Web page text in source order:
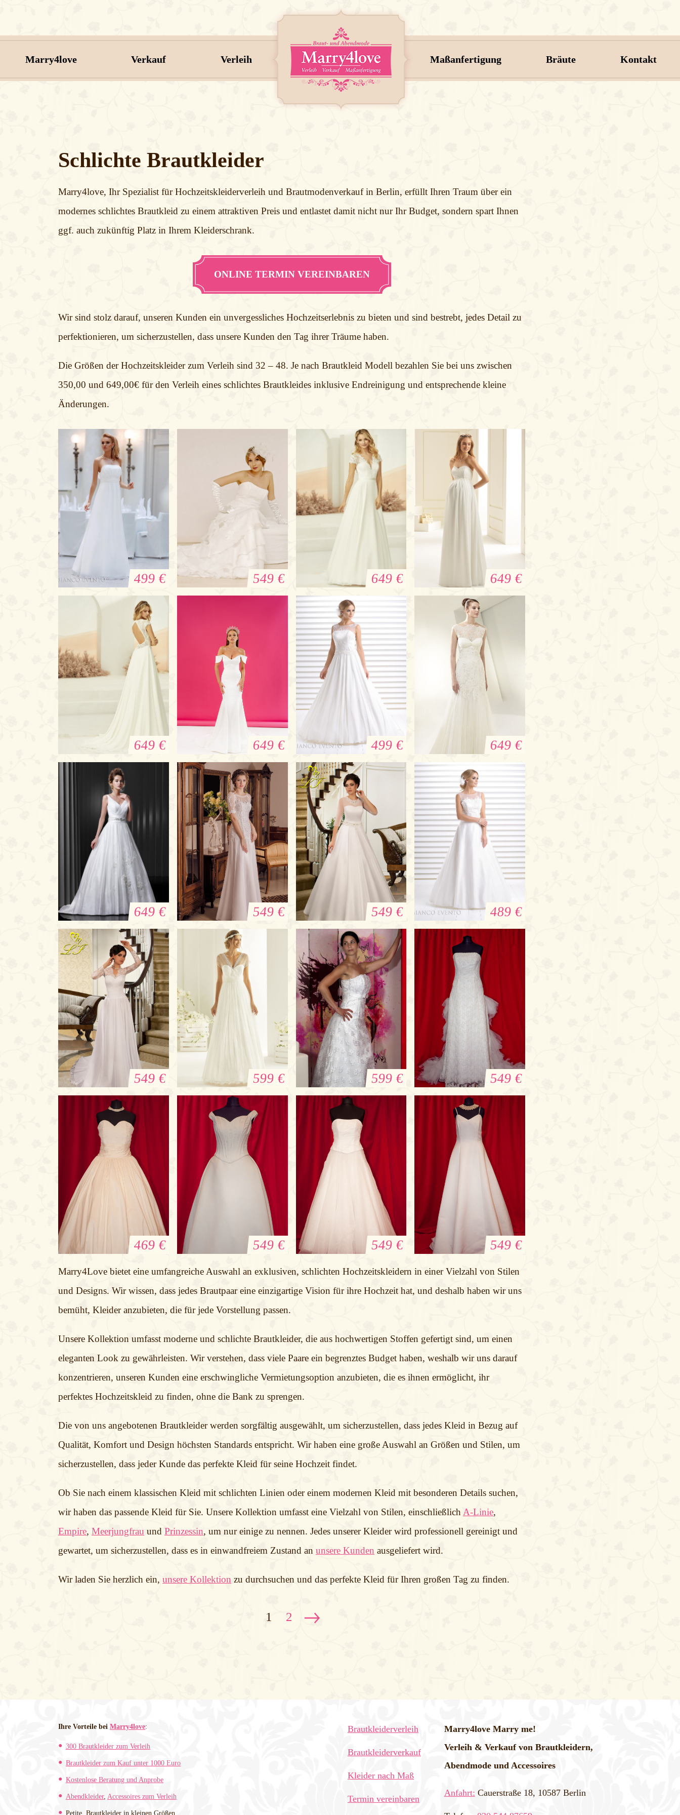
Marry4love Verkauf Verleih Maßanfertigung Bräute Kontakt
Schlichte Brautkleider
Marry4love, Ihr Spezialist für Hochzeitskleiderverleih und Brautmodenverkauf in Berlin, erfüllt Ihren Traum über ein
modernes schlichtes Brautkleid zu einem attraktiven Preis und entlastet damit nicht nur Ihr Budget, sondern spart Ihnen
ggf. auch zukünftig Platz in Ihrem Kleiderschrank.
ONLINE TERMIN VEREINBAREN
Wir sind stolz darauf, unseren Kunden ein unvergessliches Hochzeitserlebnis zu bieten und sind bestrebt, jedes Detail zu
perfektionieren, um sicherzustellen, dass unsere Kunden den Tag ihrer Träume haben.
Die Größen der Hochzeitskleider zum Verleih sind 32 – 48. Je nach Brautkleid Modell bezahlen Sie bei uns zwischen
350,00 und 649,00€ für den Verleih eines schlichtes Brautkleides inklusive Endreinigung und entsprechende kleine
Änderungen.
499 €
Empire Brautkleid
Bianco Evento
549 € 649 €
Brautkleid Drina
649 €
Brautkleid Lidia: Ihr
besonderes Brautkleid
für die
Schwangerschaft
649 €
Brautkleid mit
Rückenausschnitt
649 €
Das trägerlose
Hochzeitskleid in
Berlin
499 €
Brautkleid Bianco
Evento
649 €
Enzoani Boho
Hochzeitkleid
649 €
Brautkleid bei
Enzoani: Prinzessin
549 €
Chiffon Brautkleid mit
Ärmeln
549 €
Brautkleid aus Satin
489 €
Bianco Evento
Brautkleid
549 €
Brautkleid mit Ärmeln
599 €
Brautkleid Cosma
599 €
Brautkleid weiß
549 €
Brautkleid im Vintage
Look
469 €
Brautkleid Ballerina
549 €
Brautkleid San
Patrick
549 €
Brautkleid Sweetheart
549 €
Brautkleid Sincerity
Bridal
Marry4Love bietet eine umfangreiche Auswahl an exklusiven, schlichten Hochzeitskleidern in einer Vielzahl von Stilen
und Designs. Wir wissen, dass jedes Brautpaar eine einzigartige Vision für ihre Hochzeit hat, und deshalb haben wir uns
bemüht, Kleider anzubieten, die für jede Vorstellung passen.
Unsere Kollektion umfasst moderne und schlichte Brautkleider, die aus hochwertigen Stoffen gefertigt sind, um einen
eleganten Look zu gewährleisten. Wir verstehen, dass viele Paare ein begrenztes Budget haben, weshalb wir uns darauf
konzentrieren, unseren Kunden eine erschwingliche Vermietungsoption anzubieten, die es ihnen ermöglicht, ihr
perfektes Hochzeitskleid zu finden, ohne die Bank zu sprengen.
Die von uns angebotenen Brautkleider werden sorgfältig ausgewählt, um sicherzustellen, dass jedes Kleid in Bezug auf
Qualität, Komfort und Design höchsten Standards entspricht. Wir haben eine große Auswahl an Größen und Stilen, um
sicherzustellen, dass jeder Kunde das perfekte Kleid für seine Hochzeit findet.
Ob Sie nach einem klassischen Kleid mit schlichten Linien oder einem modernen Kleid mit besonderen Details suchen,
wir haben das passende Kleid für Sie. Unsere Kollektion umfasst eine Vielzahl von Stilen, einschließlich A-Linie,
Empire, Meerjungfrau und Prinzessin, um nur einige zu nennen. Jedes unserer Kleider wird professionell gereinigt und
gewartet, um sicherzustellen, dass es in einwandfreiem Zustand an unsere Kunden ausgeliefert wird.
Wir laden Sie herzlich ein, unsere Kollektion zu durchsuchen und das perfekte Kleid für Ihren großen Tag zu finden.
1 2
Ihre Vorteile bei Marry4love:
300 Brautkleider zum Verleih
Brautkleider zum Kauf unter 1000 Euro
Kostenlose Beratung und Anprobe
Abendkleider, Accessoires zum Verleih
Petite. Brautkleider in kleinen Größen
Brautkleiderverleih
Brautkleiderverkauf
Kleider nach Maß
Termin vereinbaren
Marry4love Marry me!
Verleih & Verkauf von Brautkleidern,
Abendmode und Accessoires
Anfahrt: Cauerstraße 18, 10587 Berlin